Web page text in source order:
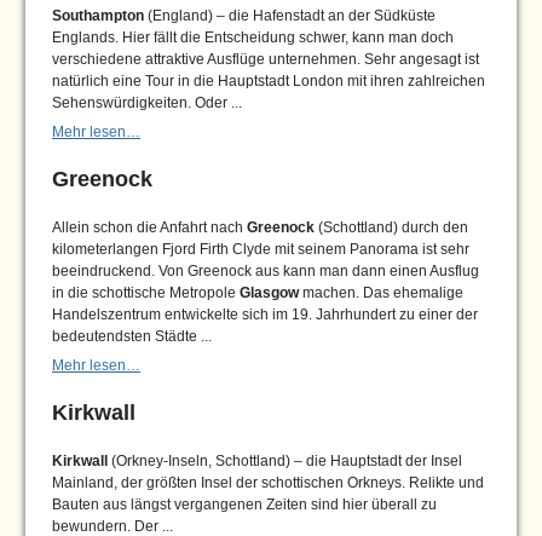
Southampton (England) – die Hafenstadt an der Südküste
Englands. Hier fällt die Entscheidung schwer, kann man doch
verschiedene attraktive Ausflüge unternehmen. Sehr angesagt ist
natürlich eine Tour in die Hauptstadt London mit ihren zahlreichen
Sehenswürdigkeiten. Oder ...
Mehr lesen…
Greenock
Allein schon die Anfahrt nach Greenock (Schottland) durch den
kilometerlangen Fjord Firth Clyde mit seinem Panorama ist sehr
beeindruckend. Von Greenock aus kann man dann einen Ausflug
in die schottische Metropole Glasgowmachen. Das ehemalige
Handelszentrum entwickelte sich im 19. Jahrhundert zu einer der
bedeutendsten Städte ...
Mehr lesen…
Kirkwall
Kirkwall (Orkney-Inseln, Schottland) – die Hauptstadt der Insel
Mainland, der größten Insel der schottischen Orkneys. Relikte und
Bauten aus längst vergangenen Zeiten sind hier überall zu
bewundern. Der ...